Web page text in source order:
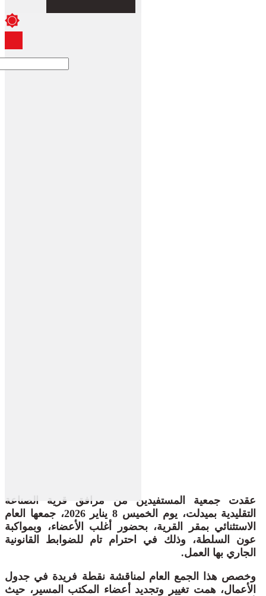
عقدت جمعية المستفيدين من مرافق قرية الصناعة
التقليدية بميدلت، يوم الخميس 8 يناير 2026، جمعها العام
الاستثنائي بمقر القرية، بحضور أغلب الأعضاء، وبمواكبة
عون السلطة، وذلك في احترام تام للضوابط القانونية
الجاري بها العمل.
وخصص هذا الجمع العام لمناقشة نقطة فريدة في جدول
الأعمال، همت تغيير وتجديد أعضاء المكتب المسير، حيث